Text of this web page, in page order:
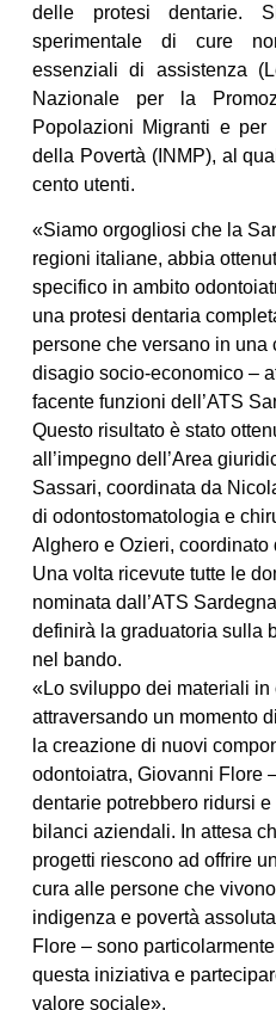
delle protesi dentarie.
sperimentale di cure
essenziali di assistenza
Nazionale per la
Popolazioni Migranti e
della Povertà (INMP), al
cento utenti.
«Siamo orgogliosi che la
regioni italiane, abbia
specifico in ambito
una protesi dentaria
persone che versano in
disagio socio-economico –
facente funzioni dell’ATS
Questo risultato è stato
all’impegno dell’Area
Sassari, coordinata da
di odontostomatologia e
Alghero e Ozieri, coordinato
Una volta ricevute tutte le
nominata dall’ATS
definirà la graduatoria sulla
nel bando.
«Lo sviluppo dei materiali in
attraversando un momento
la creazione di nuovi
odontoiatra, Giovanni Flore
dentarie potrebbero ridursi
bilanci aziendali. In attesa
progetti riescono ad offrire
cura alle persone che
indigenza e povertà
Flore – sono
questa iniziativa e
valore sociale».